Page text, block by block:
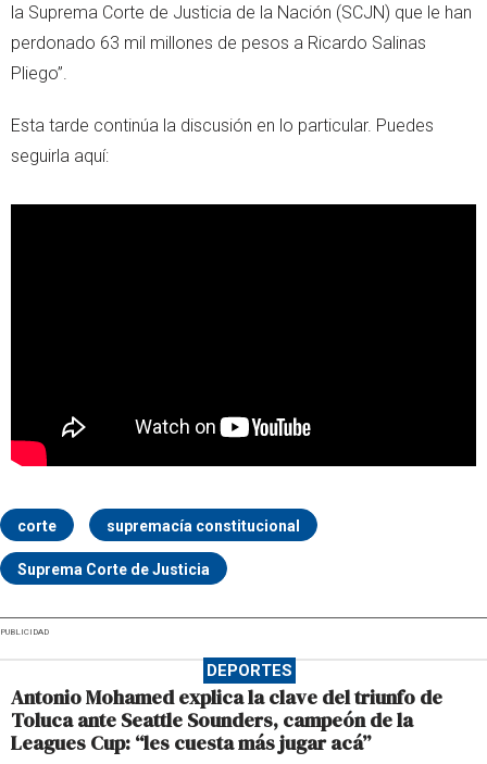
la Suprema Corte de Justicia de la Nación (SCJN) que le han
perdonado 63 mil millones de pesos a Ricardo Salinas
Pliego”.
Esta tarde continúa la discusión en lo particular. Puedes
seguirla aquí:
corte supremacía constitucional
Suprema Corte de Justicia
PUBLICIDAD
DEPORTES
Antonio Mohamed explica la clave del triunfo de
Toluca ante Seattle Sounders, campeón de la
Leagues Cup: “les cuesta más jugar acá”